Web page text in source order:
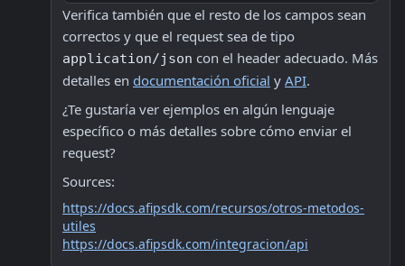
Verifica también que el resto de los campos sean
application/json con el header adecuado. Más
detalles en documentación oficial y API.
¿Te gustaría ver ejemplos en algún lenguaje
específico o más detalles sobre cómo enviar el
request?
Sources:
https://docs.afipsdk.com/recursos/otros-metodos-
utiles
https://docs.afipsdk.com/integracion/api